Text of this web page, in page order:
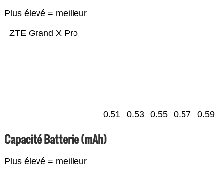
Plus élevé = meilleur
ZTE Grand X Pro
0.51 0.53 0.55 0.57 0.59
Capacité Batterie (mAh)
Plus élevé = meilleur